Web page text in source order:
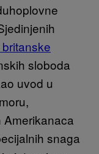
sloboda
uvod u
snaga